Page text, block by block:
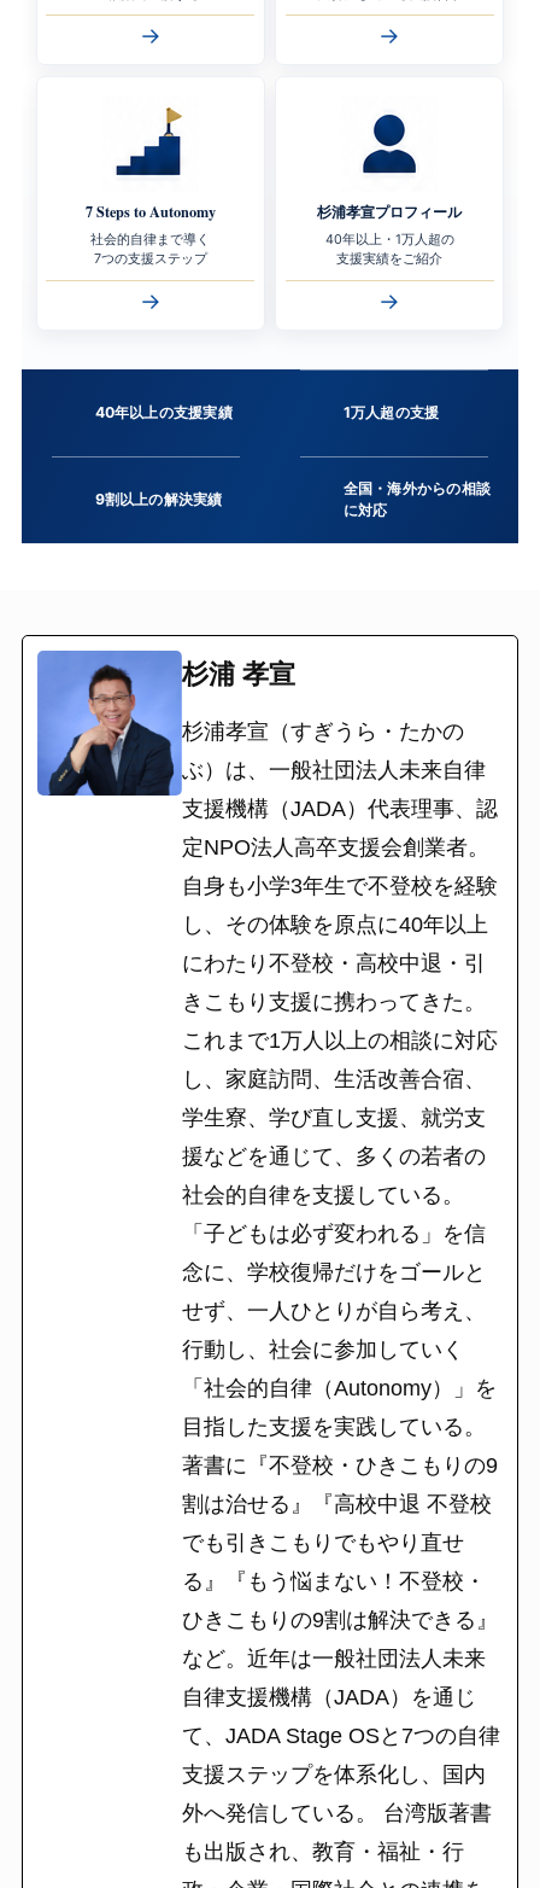
→ →
7 Steps to Autonomy
社会的自律まで導く
7つの支援ステップ
→
杉浦孝宣プロフィール
40年以上・1万人超の
支援実績をご紹介
→
40年以上の支援実績 1万人超の支援
9割以上の解決実績
全国・海外からの相談
に対応
杉浦 孝宣
杉浦孝宣（すぎうら・たかの
ぶ）は、一般社団法人未来自律
支援機構（JADA）代表理事、認
定NPO法人高卒支援会創業者。
自身も小学3年生で不登校を経験
し、その体験を原点に40年以上
にわたり不登校・高校中退・引
きこもり支援に携わってきた。
これまで1万人以上の相談に対応
し、家庭訪問、生活改善合宿、
学生寮、学び直し支援、就労支
援などを通じて、多くの若者の
社会的自律を支援している。
「子どもは必ず変われる」を信
念に、学校復帰だけをゴールと
せず、一人ひとりが自ら考え、
行動し、社会に参加していく
「社会的自律（Autonomy）」を
目指した支援を実践している。
著書に『不登校・ひきこもりの9
割は治せる』『高校中退 不登校
でも引きこもりでもやり直せ
る』『もう悩まない！不登校・
ひきこもりの9割は解決できる』
など。近年は一般社団法人未来
自律支援機構（JADA）を通じ
て、JADA Stage OSと7つの自律
支援ステップを体系化し、国内
外へ発信している。 台湾版著書
も出版され、教育・福祉・行